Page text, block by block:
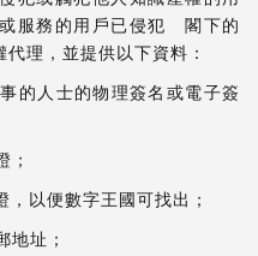
服務的用戶已侵犯 閣下的
理，並提供以下資料：
的人士的物理簽名或電子簽
；
以便數字王國可找出；
址；